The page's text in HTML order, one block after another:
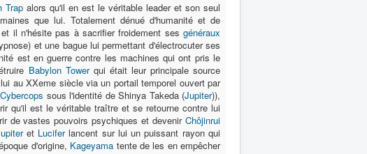
Trapalors qu'il en est le véritable leader et son seul
que lui. Totalement dénué d'humanité et de
il n'hésite pas à sacrifier froidement ses généraux
et une bague lui permettant d'électrocuter ses
est en guerre contre les machines qui ont pris le
Babylon Towerqui était leur principale source
au XXeme siècle via un portail temporel ouvert par
Cybercops sous l'identité de Shinya Takeda (Jupiter)),
qu'il est le véritable traître et se retourne contre lui
de vastes pouvoirs psychiques et devenirChôjinrui
et Luciferlancent sur lui un puissant rayon qui
d'origine, Kageyama tente de les en empêcher